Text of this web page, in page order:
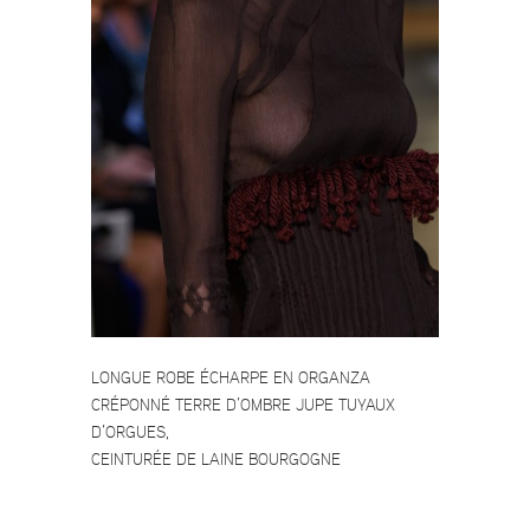
LONGUE ROBE ÉCHARPE EN ORGANZA
CRÉPONNÉ TERRE D’OMBRE JUPE TUYAUX
D’ORGUES,
CEINTURÉE DE LAINE BOURGOGNE